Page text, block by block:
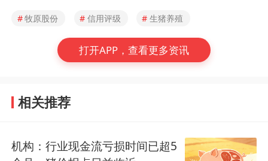
#牧原股份 # 信用评级 # 生猪养殖
打开APP，查看更多资讯
相关推荐
机构：行业现金流亏损时间已超5